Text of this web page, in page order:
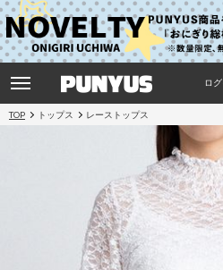
ロ
TOP トップス レーストップス